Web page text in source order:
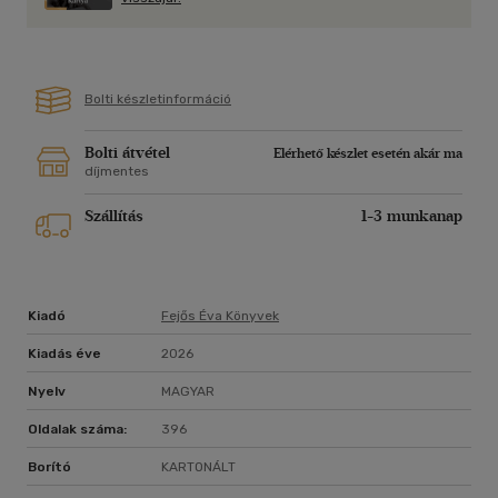
Bolti készletinformáció
Bolti átvétel
Elérhető készlet esetén akár ma
díjmentes
Szállítás 1-3 munkanap
Kiadó Fejős Éva Könyvek
Kiadás éve 2026
Nyelv MAGYAR
Oldalak száma: 396
Borító KARTONÁLT